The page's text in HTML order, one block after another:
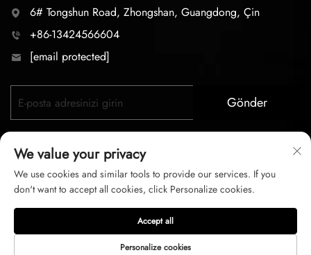
6# Tongshun Road, Zhongshan, Guangdong, Çin
+86-13424566604
[email protected]
Gönder
Telif hakkı © 2026 zhongshan LC lighting Co.,LTD. Tüm
hakları saklıdır
Gizlilik Politikası Hizmet şartları
We value your privacy
We use cookies and similar tools to provide our services. If you
don't want to accept all cookies, click Personalize cookies.
Personalize cookies
Accept all